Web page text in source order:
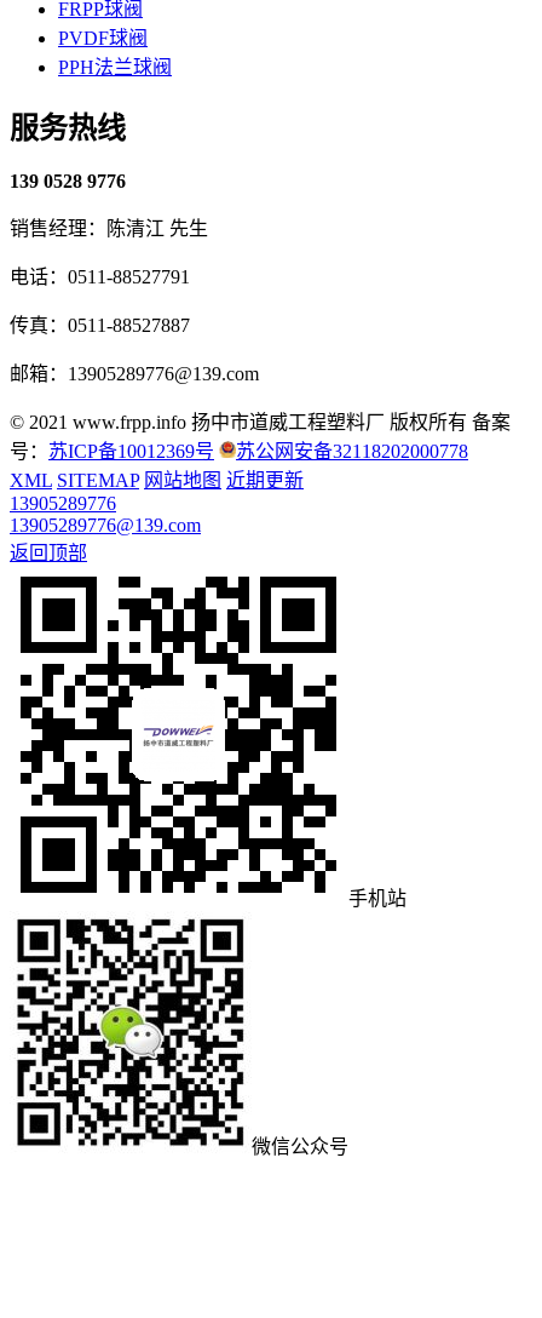
FRPP球阀
PVDF球阀
PPH法兰球阀
服务热线
139 0528 9776
销售经理：陈清江 先生
电话：0511-88527791
传真：0511-88527887
邮箱：13905289776@139.com
© 2021 www.frpp.info 扬中市道威工程塑料厂 版权所有 备案
号： 苏ICP备10012369号
苏公网安备32118202000778
XML SITEMAP 网站地图 近期更新
13905289776
13905289776@139.com
返回顶部
手机站
微信公众号